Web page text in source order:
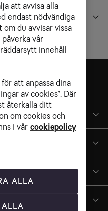
att avvisa alla
endast nödvändiga
om du avvisar vissa
vår
innehåll
att anpassa dina
av cookies”. Där
återkalla ditt
om cookies och
i vår cookiepolicy
ALLA